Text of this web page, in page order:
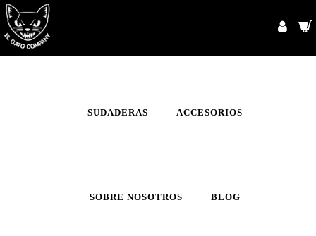
SUDADERAS ACCESORIOS
SOBRE NOSOTROS BLOG